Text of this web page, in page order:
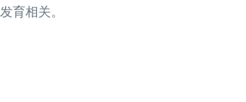
育相关。